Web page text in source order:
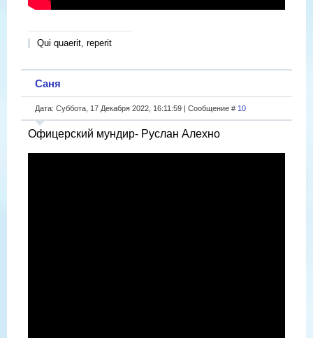
Qui quaerit, reperit
Саня
Дата: Суббота, 17 Декабря 2022, 16:11:59 | Сообщение # 10
Офицерский мундир- Руслан Алехно